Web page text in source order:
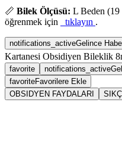
📏 Bilek Ölçüsü: L Beden
öğrenmek için
tıklayın .
notifications_activeGelince
Kartanesi Obsidiyen Bileklik
favorite notifications_active
favoriteFavorilere Ekle
OBSIDYEN FAYDALARI